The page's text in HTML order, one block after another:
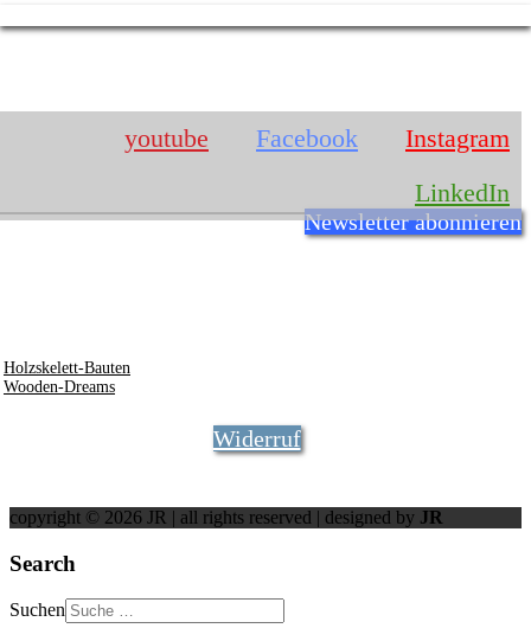
youtube Facebook
Instagram
LinkedIn
Newsletter abonnieren
Holzskelett-Bauten
Wooden-Dreams
Widerruf
copyright © 2026 JR | all rights reserved | designed by JR
Search
Suchen